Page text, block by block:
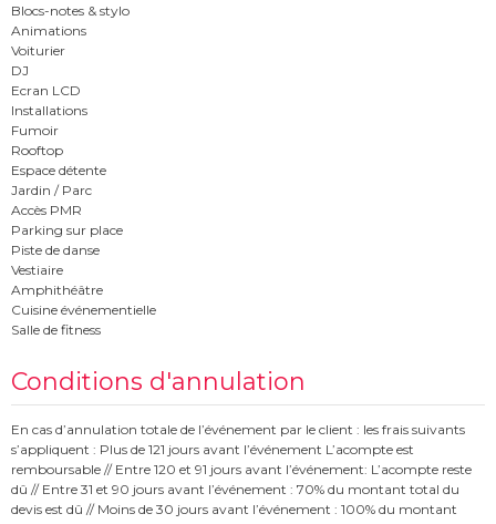
Blocs-notes & stylo
Animations
Voiturier
DJ
Ecran LCD
Installations
Fumoir
Rooftop
Espace détente
Jardin / Parc
Accès PMR
Parking sur place
Piste de danse
Vestiaire
Amphithéâtre
Cuisine événementielle
Salle de fitness
Conditions d'annulation
En cas d’annulation totale de l’événement par le client : les frais suivants
s’appliquent : Plus de 121 jours avant l’événement L’acompte est
remboursable // Entre 120 et 91 jours avant l’événement: L’acompte reste
dû // Entre 31 et 90 jours avant l’événement : 70% du montant total du
devis est dû // Moins de 30 jours avant l’événement : 100% du montant